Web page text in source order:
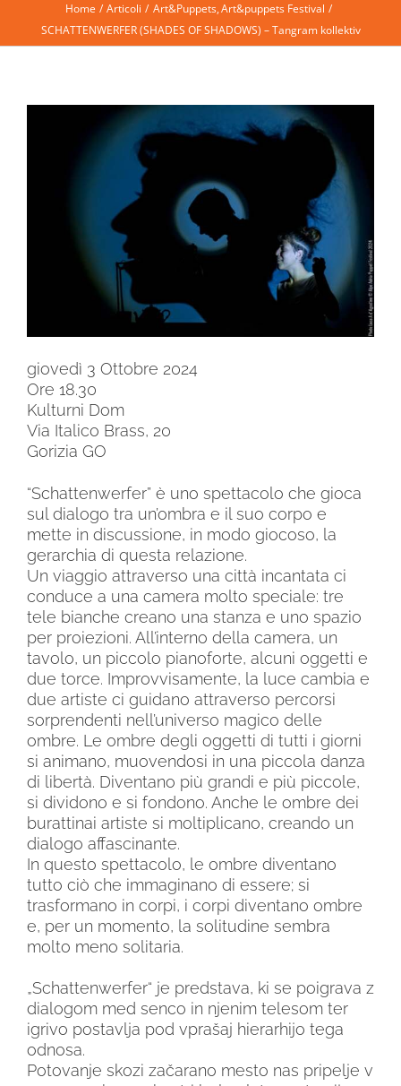
Home Articoli Art&Puppets Art&puppets Festival
SCHATTENWERFER (SHADES OF SHADOWS) – Tangram kollektiv
giovedì 3 Ottobre 2024
Ore 18.30
Kulturni Dom
Via Italico Brass, 20
Gorizia GO
“Schattenwerfer” è uno spettacolo che gioca
sul dialogo tra un’ombra e il suo corpo e
mette in discussione, in modo giocoso, la
gerarchia di questa relazione.
Un viaggio attraverso una città incantata ci
conduce a una camera molto speciale: tre
tele bianche creano una stanza e uno spazio
per proiezioni. All’interno della camera, un
tavolo, un piccolo pianoforte, alcuni oggetti e
due torce. Improvvisamente, la luce cambia e
due artiste ci guidano attraverso percorsi
sorprendenti nell’universo magico delle
ombre. Le ombre degli oggetti di tutti i giorni
si animano, muovendosi in una piccola danza
di libertà. Diventano più grandi e più piccole,
si dividono e si fondono. Anche le ombre dei
burattinai artiste si moltiplicano, creando un
dialogo affascinante.
In questo spettacolo, le ombre diventano
tutto ciò che immaginano di essere; si
trasformano in corpi, i corpi diventano ombre
e, per un momento, la solitudine sembra
molto meno solitaria.
„Schattenwerfer“ je predstava, ki se poigrava z
dialogom med senco in njenim telesom ter
igrivo postavlja pod vprašaj hierarhijo tega
odnosa.
Potovanje skozi začarano mesto nas pripelje v